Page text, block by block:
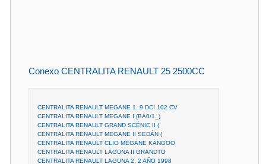
Conexo CENTRALITA RENAULT 25 2500CC
CENTRALITA RENAULT MEGANE 1. 9 DCI 102 CV
CENTRALITA RENAULT MEGANE I (BA0/1_)
CENTRALITA RENAULT GRAND SCÉNIC II (
CENTRALITA RENAULT MEGANE II SEDÁN (
CENTRALITA RENAULT CLIO MEGANE KANGOO
CENTRALITA RENAULT LAGUNA II GRANDTO
CENTRALITA RENAULT LAGUNA 2. 2 AÑO 1998